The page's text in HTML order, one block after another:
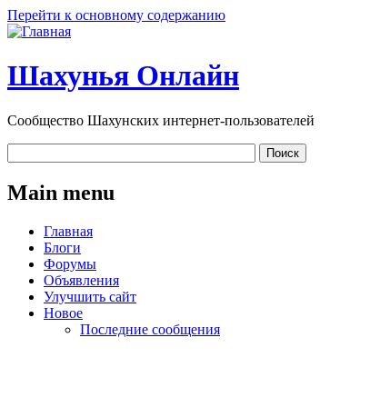
Перейти к основному содержанию
Шахунья Онлайн
Сообщество Шахунских интернет-пользователей
Main menu
Главная
Блоги
Форумы
Объявления
Улучшить сайт
Новое
Последние сообщения